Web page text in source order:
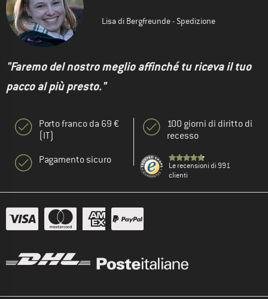
Lisa di Bergfreunde - Spedizione
"Faremo del nostro meglio affinché tu riceva il tuo
pacco al più presto."
Porto franco da 69 €
(IT)
Pagamento sicuro
100 giorni di diritto di
recesso
Le recensioni di 991
clienti